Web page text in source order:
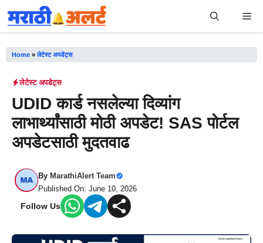
Skip
to
Home »लेटेस्ट अपडेट्स
लेटेस्ट अपडेट्स
UDID कार्ड नसलेल्या दिव्यांग
लाभार्थ्यांसाठी मोठी अपडेट! SAS पोर्टल
अपडेटसाठी मुदतवाढ
By MarathiAlert Team
Published On: June 10, 2026
Follow Us